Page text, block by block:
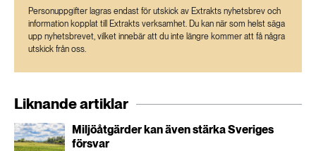
Personuppgifter lagras endast för utskick av Extrakts nyhetsbrev och
information kopplat till Extrakts verksamhet. Du kan när som helst säga
upp nyhetsbrevet, vilket innebär att du inte längre kommer att få några
utskick från oss.
Liknande artiklar
Miljöåtgärder kan även stärka Sveriges
försvar